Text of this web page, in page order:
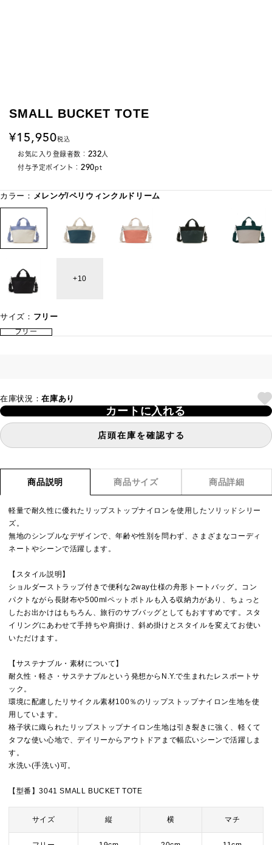
SMALL BUCKET TOTE
15,950税込
お気に入り登録者数： 232人
付与予定ポイント： 290pt
カラー： メレンゲ/ペリウィンクルドリーム
10
サイズ： フリー
フリー
在庫状況：在庫あり
カートに入れる
店頭在庫を確認する
商品説明 商品サイズ 商品詳細
軽量で耐久性に優れたリップストップナイロンを使用したソリッドシリー
ズ。
無地のシンプルなデザインで、年齢や性別を問わず、さまざまなコーディ
ネートやシーンで活躍します。
【スタイル説明】
ショルダーストラップ付きで便利な2way仕様の舟形トートバッグ。コン
パクトながら長財布や500mlペットボトルも入る収納力があり、ちょっと
したお出かけはもちろん、旅行のサブバッグとしてもおすすめです。スタ
イリングにあわせて手持ちや肩掛け、斜め掛けとスタイルを変えてお使い
いただけます。
【サステナブル・素材について】
耐久性・軽さ・サステナブルという発想からN.Y.で生まれたレスポートサ
ック。
環境に配慮したリサイクル素材100％のリップストップナイロン生地を使
用しています。
格子状に織られたリップストップナイロン生地は引き裂きに強く、軽くて
タフな使い心地で、デイリーからアウトドアまで幅広いシーンで活躍しま
す。
水洗い(手洗い)可。
【型番】3041 SMALL BUCKET TOTE
サイズ 縦 横 マチ